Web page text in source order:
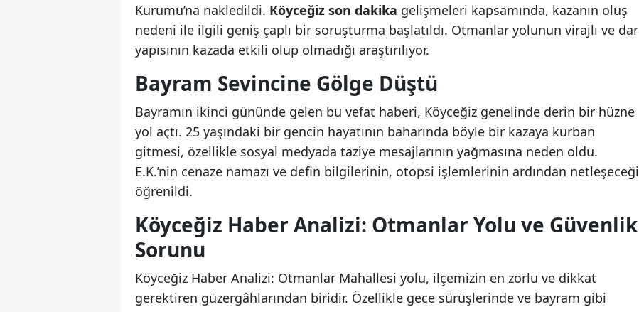
Kurumu’na nakledildi. Köyceğiz son dakika gelişmeleri kapsamında, kazanın oluş
nedeni ile ilgili geniş çaplı bir soruşturma başlatıldı. Otmanlar yolunun virajlı ve dar
yapısının kazada etkili olup olmadığı araştırılıyor.
Bayram Sevincine Gölge Düştü
Bayramın ikinci gününde gelen bu vefat haberi, Köyceğiz genelinde derin bir hüzne
yol açtı. 25 yaşındaki bir gencin hayatının baharında böyle bir kazaya kurban
gitmesi, özellikle sosyal medyada taziye mesajlarının yağmasına neden oldu.
E.K.’nin cenaze namazı ve defin bilgilerinin, otopsi işlemlerinin ardından netleşeceği
öğrenildi.
Köyceğiz Haber Analizi: Otmanlar Yolu ve Güvenlik
Sorunu
Köyceğiz Haber Analizi: Otmanlar Mahallesi yolu, ilçemizin en zorlu ve dikkat
gerektiren güzergâhlarından biridir. Özellikle gece sürüşlerinde ve bayram gibi